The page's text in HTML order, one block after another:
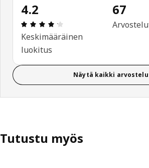
4.2
: 4.2 / 5 tähteä.
Keskimääräinen
luokitus
67
Näytä kaikki
Tutustu myös